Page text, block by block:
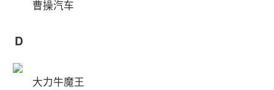
曹操汽车
D
大力牛魔王